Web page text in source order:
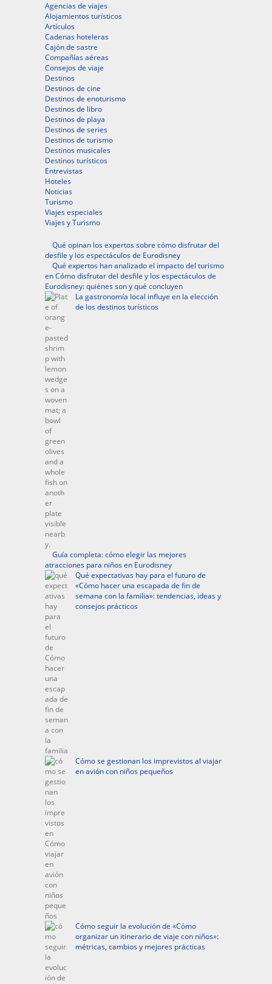
Agencias de viajes
Alojamientos turísticos
Artículos
Cadenas hoteleras
Cajón de sastre
Compañías aéreas
Consejos de viaje
Destinos
Destinos de cine
Destinos de enoturismo
Destinos de libro
Destinos de playa
Destinos de series
Destinos de turismo
Destinos musicales
Destinos turísticos
Entrevistas
Hoteles
Noticias
Turismo
Viajes especiales
Viajes y Turismo
Qué opinan los expertos sobre cómo disfrutar del
desfile y los espectáculos de Eurodisney
Qué expertos han analizado el impacto del turismo
en Cómo disfrutar del desfile y los espectáculos de
Eurodisney: quiénes son y qué concluyen
La gastronomía local influye en la elección
de los destinos turísticos
Guía completa: cómo elegir las mejores
atracciones para niños en Eurodisney
Qué expectativas hay para el futuro de
«Cómo hacer una escapada de fin de
semana con la familia»: tendencias, ideas y
consejos prácticos
Cómo se gestionan los imprevistos al viajar
en avión con niños pequeños
Cómo seguir la evolución de «Cómo
organizar un itinerario de viaje con niños»:
métricas, cambios y mejores prácticas